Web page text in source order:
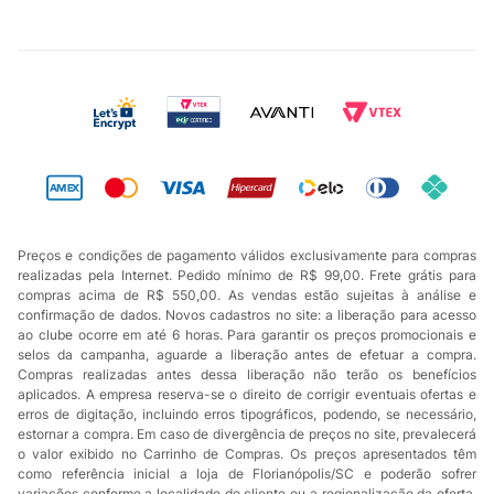
Preços e condições de pagamento válidos exclusivamente para compras
realizadas pela Internet. Pedido mínimo de R$ 99,00. Frete grátis para
compras acima de R$ 550,00. As vendas estão sujeitas à análise e
confirmação de dados. Novos cadastros no site: a liberação para acesso
ao clube ocorre em até 6 horas. Para garantir os preços promocionais e
selos da campanha, aguarde a liberação antes de efetuar a compra.
Compras realizadas antes dessa liberação não terão os benefícios
aplicados. A empresa reserva-se o direito de corrigir eventuais ofertas e
erros de digitação, incluindo erros tipográficos, podendo, se necessário,
estornar a compra. Em caso de divergência de preços no site, prevalecerá
o valor exibido no Carrinho de Compras. Os preços apresentados têm
como referência inicial a loja de Florianópolis/SC e poderão sofrer